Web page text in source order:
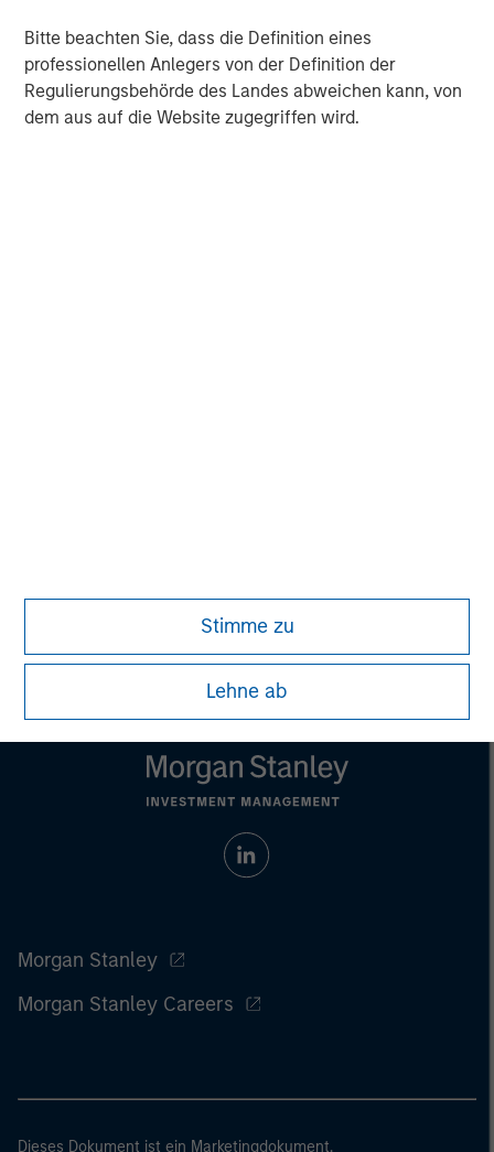
Bitte beachten Sie, dass die Definition eines
professionellen Anlegers von der Definition der
Regulierungsbehörde des Landes abweichen kann, von
dem aus auf die Website zugegriffen wird.
Stimme zu
Lehne ab
investments in energy companies primarily located in
North America. The team focuses on the buyout and
build-up of strategically attractive, established energy
businesses across the energy value chain in partnership
Morgan Stanley
Morgan Stanley Careers
Dieses Dokument ist ein Marketingdokument.